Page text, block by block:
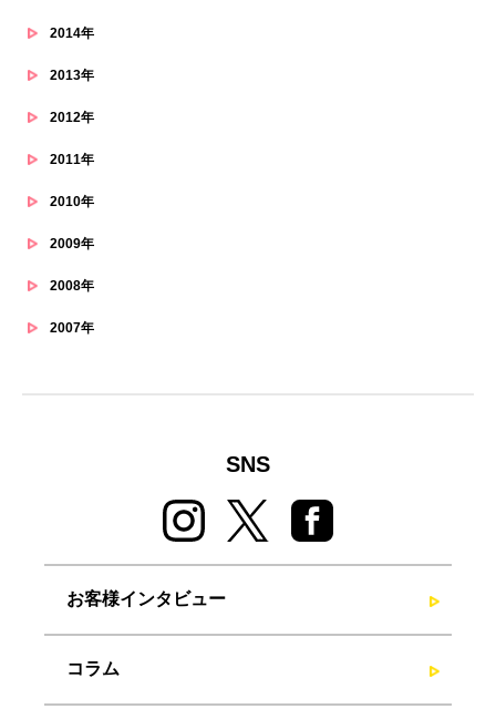
2014年
2013年
2012年
2011年
2010年
2009年
2008年
2007年
SNS
お客様インタビュー
コラム